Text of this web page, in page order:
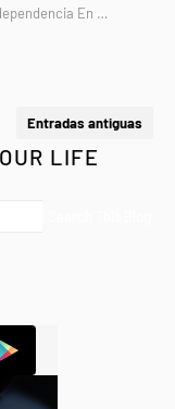
En …
Entradas antiguas
LIFE